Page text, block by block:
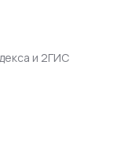
и 2ГИС